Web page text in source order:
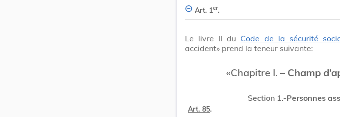
Art. 1er.
Le livre II du Code de la sécurité
accident» prend la teneur suivante:
«Chapitre I. – Champ
Section 1.-Personnes
Art. 85.